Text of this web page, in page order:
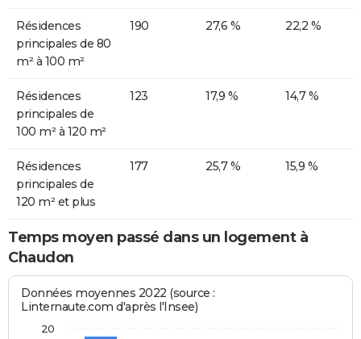
Résidences
principales de 80
m² à 100 m²
190 27,6 % 22,2 %
Résidences
principales de
100 m² à 120 m²
123 17,9 % 14,7 %
Résidences
principales de
120 m² et plus
177 25,7 % 15,9 %
Temps moyen passé dans un logement à
Chaudon
Données moyennes 2022 (source :
Linternaute.com d'après l'Insee)
20